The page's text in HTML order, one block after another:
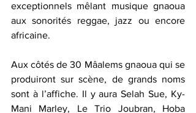
exceptionnels mêlant musique gnaoua
aux sonorités reggae, jazz ou encore
africaine.
Aux côtés de 30 Mâalems gnaoua qui se
produiront sur scène, de grands noms
sont à l’affiche. Il y aura Selah Sue, Ky-
Mani Marley, Le Trio Joubran, Hoba